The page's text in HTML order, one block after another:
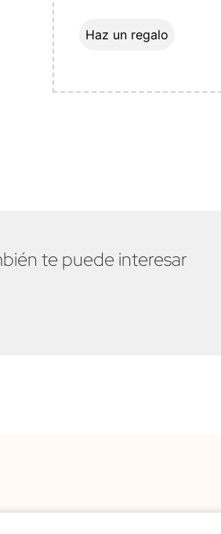
Haz un regalo
te puede interesar